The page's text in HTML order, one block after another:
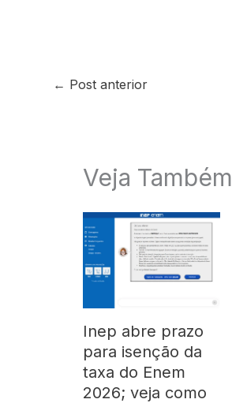
← Post anterior
Veja Também
Inep abre prazo
para isenção da
taxa do Enem
2026; veja como